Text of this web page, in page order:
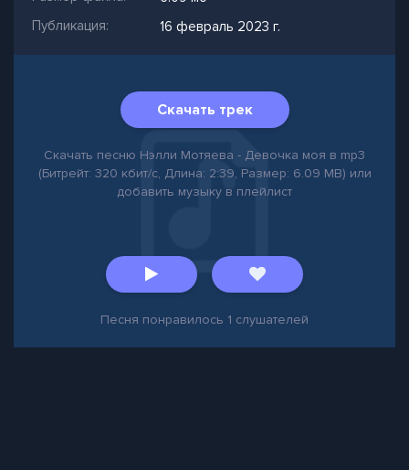
Публикация:
16 февраль 2023 г.
Скачать трек
Скачать песню Нэлли Мотяева - Девочка моя в mp3
(Битрейт: 320 кбит/с, Длина: 2:39, Размер: 6.09 MB) или
добавить музыку в плейлист
Песня понравилось 1 слушателей